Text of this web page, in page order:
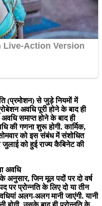
(प्रमोशन) से जुड़े नियमों में
अवधि पूरी होने के बाद ही
समाप्त होने के बाद ही
की गणना शुरू होगी. कार्मिक,
को इस संबंध में संशोधित
जुलाई को हुई राज्य कैबिनेट की
अवधि
जिन मूल पदों पर दो वर्ष
पर प्रोन्नति के लिए दो या तीन
अलग-अलग मानी जाएंगी. यानी